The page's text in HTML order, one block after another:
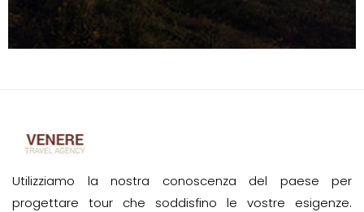
Utilizziamo la nostra conoscenza del paese per
progettare tour che soddisfino le vostre esigenze.